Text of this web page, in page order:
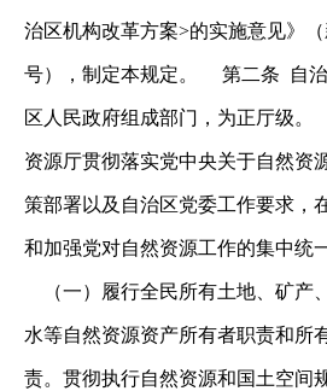
治区机构改革方案>的实施意见》
号），制定本规定。 第二条 自治
区人民政府组成部门，为正厅级
资源厅贯彻落实党中央关于自然资
策部署以及自治区党委工作要求，
和加强党对自然资源工作的集中统
（一）履行全民所有土地、矿产
水等自然资源资产所有者职责和所
责。贯彻执行自然资源和国土空间